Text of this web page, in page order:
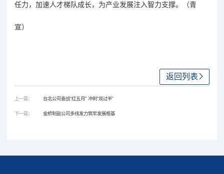
任力，加速人才梯队成长，为产业发展注入智力支撑。（青
宣）
返回列表
上一篇： 台北公司奋战“红五月” 冲刺“双过半”
下一篇： 金桥制盐公司多线发力筑牢发展根基